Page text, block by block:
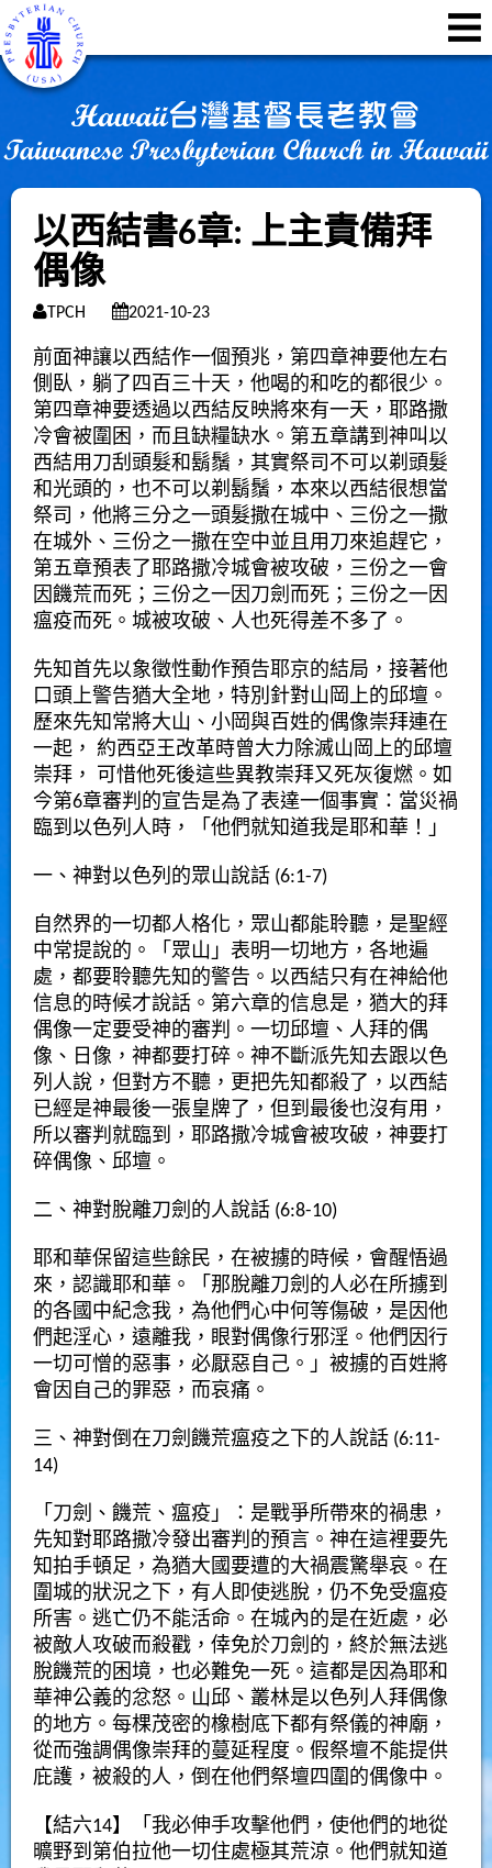
以西結書6章: 上主責備拜
偶像
TPCH 2021-10-23
前面神讓以西結作一個預兆，第四章神要他左右
側臥，躺了四百三十天，他喝的和吃的都很少。
第四章神要透過以西結反映將來有一天， 耶路撒
冷會被圍困，而且缺糧缺水 。第五章講到神叫以
西結用刀刮頭髮和鬍鬚，其實祭司不可以剃頭髮
和光頭的，也不可以剃鬍鬚，本來以西結很想當
祭司，他將三分之一頭髮撒在城中、三份之一撒
在城外、三份之一撒在空中並且用刀來追趕它，
第五章預表了耶路撒冷城會被攻破，三份之一會
因饑荒而死；三份之一因刀劍而死；三份之一因
瘟疫而死。城被攻破、人也死得差不多了 。
先知首先以象徵性動作預告耶京的結局，接著他
口頭上警告猶大全地，特別針對山岡上的邱壇。
歷來先知常將大山、小岡與百姓的偶像崇拜連在
一起， 約西亞王改革時曾大力除滅山岡上的邱壇
崇拜， 可惜他死後這些異教崇拜又死灰復燃。 如
今第6章審判的宣告是為了表達一個事實：當災禍
臨到以色列人時，「他們就知道我是耶和華！」
一、神對以色列的眾山說話 (6:1-7)
自然界的一切都人格化，眾山都能聆聽，是聖經
中常提說的。
「眾山」表明一切地方，各地遍
處，都要聆聽先知的警告 。以西結只有在神給他
信息的時候才說話。第六章的信息是，猶大的拜
偶像一定要受神的審判。一切邱壇、人拜的偶
像、日像，神都要打碎。神不斷派先知去跟以色
列人說，但對方不聽，更把先知都殺了，以西結
已經是神最後一張皇牌了，但到最後也沒有用，
所以審判就臨到，耶路撒冷城會被攻破，神要打
碎偶像、邱壇。
二、神對脫離刀劍的人說話 (6:8-10)
耶和華保留這些餘民，在被擄的時候，會醒悟過
來，認識耶和華。
「那脫離刀劍的人必在所擄到
的各國中紀念我，為他們心中何等傷破，是因他
們起淫心，遠離我，眼對偶像行邪淫。他們因行
一切可憎的惡事，必厭惡自己。」被擄的百姓將
會因自己的罪惡，而哀痛。
三、神對倒在刀劍饑荒瘟疫之下的人說話 (6:11-
14)
「刀劍、饑荒、瘟疫」：是戰爭所帶來的禍患，
先知對耶路撒冷發出審判的預言 。 神在這裡要先
知拍手頓足，為猶大國要遭的大禍震驚舉哀。 在
圍城的狀況之下，有人即使逃脫，仍不免受瘟疫
所害。逃亡仍不能活命。在城內的是在近處，必
被敵人攻破而殺戳，倖免於刀劍的，終於無法逃
脫饑荒的困境，也必難免一死。這都是因為耶和
華神公義的忿怒。山邱、叢林是以色列人拜偶像
的地方。每棵茂密的橡樹底下都有祭儀的神廟，
從而強調偶像崇拜的蔓延程度。 假祭壇不能提供
庇護，被殺的人，倒在他們祭壇四圍的偶像中。
【結六14】「我必伸手攻擊他們，使他們的地從
曠野到第伯拉他一切住處極其荒涼。他們就知道